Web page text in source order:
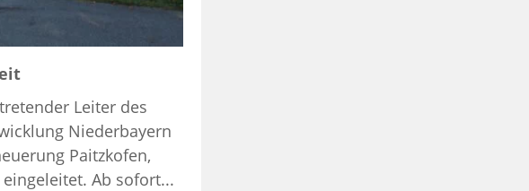
Leiter des
Niederbayern
Paitzkofen,
Ab sofort...